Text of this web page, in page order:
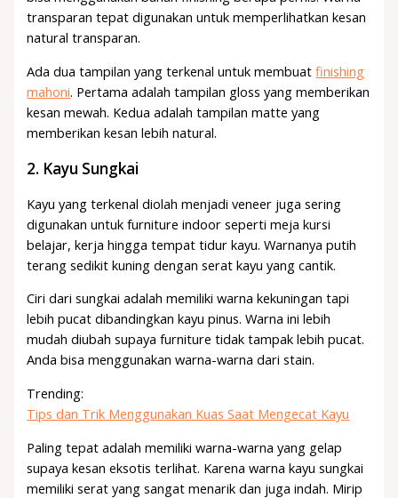
transparan tepat digunakan untuk memperlihatkan kesan
natural transparan.
Ada dua tampilan yang terkenal untuk membuatfinishing
mahoni. Pertama adalah tampilan gloss yang memberikan
kesan mewah. Kedua adalah tampilan matte yang
memberikan kesan lebih natural.
2. Kayu Sungkai
Kayu yang terkenal diolah menjadi veneer juga sering
digunakan untuk furniture indoor seperti meja kursi
belajar, kerja hingga tempat tidur kayu. Warnanya putih
terang sedikit kuning dengan serat kayu yang cantik.
Ciri dari sungkai adalah memiliki warna kekuningan tapi
lebih pucat dibandingkan kayu pinus. Warna ini lebih
mudah diubah supaya furniture tidak tampak lebih pucat.
Anda bisa menggunakan warna-warna dari stain.
Trending:
Tips dan Trik Menggunakan Kuas Saat Mengecat Kayu
Paling tepat adalah memiliki warna-warna yang gelap
supaya kesan eksotis terlihat. Karena warna kayu sungkai
memiliki serat yang sangat menarik dan juga indah. Mirip